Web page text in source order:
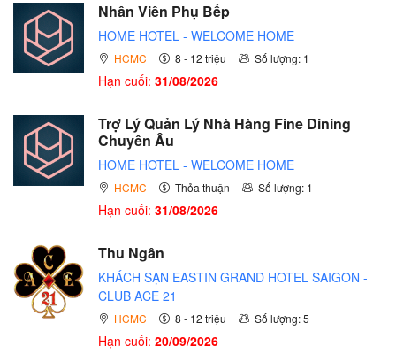
Nhân Viên Phụ Bếp
HOME HOTEL - WELCOME HOME
HCMC 8 - 12 triệu Số lượng: 1
Hạn cuối: 31/08/2026
Trợ Lý Quản Lý Nhà Hàng Fine Dining
Chuyên Âu
HOME HOTEL - WELCOME HOME
HCMC Thỏa thuận Số lượng: 1
Hạn cuối: 31/08/2026
Thu Ngân
KHÁCH SẠN EASTIN GRAND HOTEL SAIGON -
CLUB ACE 21
HCMC 8 - 12 triệu Số lượng: 5
Hạn cuối: 20/09/2026